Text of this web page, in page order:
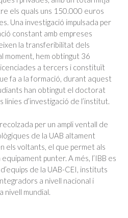
els quals uns 150.000 euros
Una investigació impulsada per
constant amb empreses
la transferibilitat dels
moment, hem obtingut 36
a tercers i constituït
fa a la formació, durant aquest
han obtingut el doctorat
d’investigació de l’institut.
per un ampli ventall de
de la UAB altament
els voltants, el que permet als
punter. A més, l’IBB es
de la UAB-CEI, instituts
a nivell nacional i
nivell mundial.